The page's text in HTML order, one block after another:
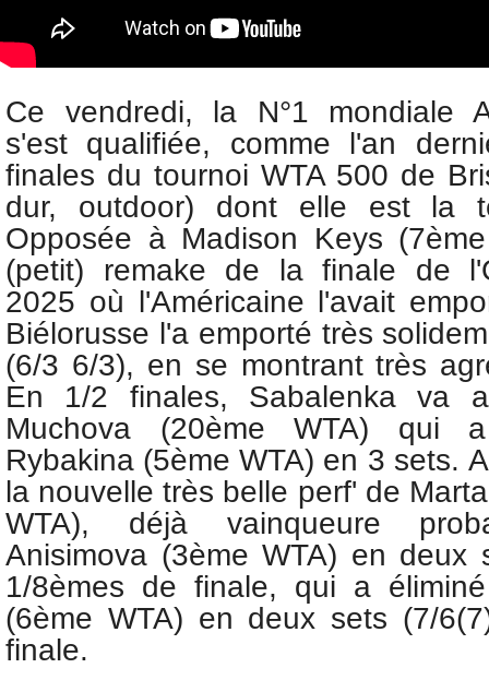
Ce vendredi, la N°1 mondiale
s'est qualifiée, comme l'an
finales du tournoi WTA 500 de
dur, outdoor) dont elle est la
Opposée à Madison Keys
(petit) remake de la finale de
2025 où l'Américaine l'avait
Biélorusse l'a emporté très
(6/3 6/3), en se montrant très
En 1/2 finales, Sabalenka va
Muchova (20ème WTA) qui
Rybakina (5ème WTA) en 3 sets.
la nouvelle très belle perf' de
WTA), déjà vainqueure
Anisimova (3ème WTA) en deux
1/8èmes de finale, qui a
(6ème WTA) en deux sets (7/
finale.